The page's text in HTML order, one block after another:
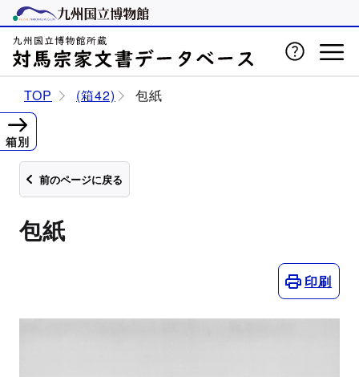
TOP (箱42) 包紙
前のページに戻る
包紙
印刷
箱別